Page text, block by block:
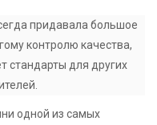
придавала большое
контролю качества,
стандарты для других
одной из самых